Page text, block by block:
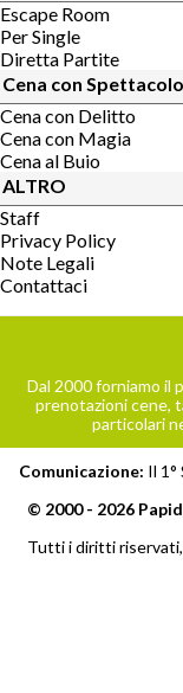
Escape Room
Per Single
Diretta Partite
Cena con Spettacolo
Cena con Delitto
Cena con Magia
Cena al Buio
ALTRO
Staff
Privacy Policy
Note Legali
Contattaci
Dal 2000 forniamo il
prenotazioni cene,
particolari
Comunicazione: Il 1°
© 2000 - 2026
Tutti i diritti riservati,